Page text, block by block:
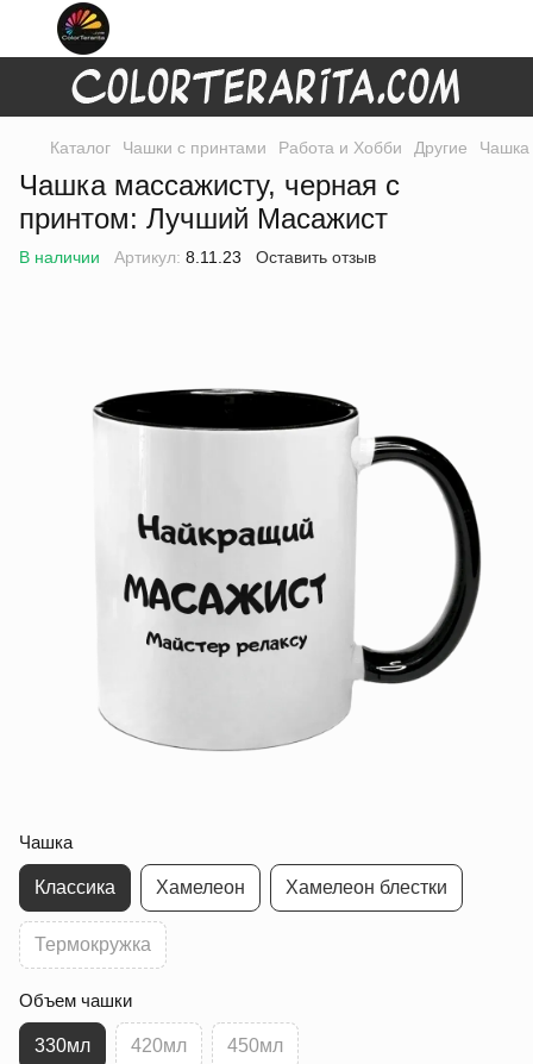
Каталог Чашки с принтами Работа и Хобби Другие Чашка
Чашка массажисту, черная с
принтом: Лучший Масажист
В наличии Артикул: 8.11.23 Оставить отзыв
Чашка
Классика Хамелеон Хамелеон блестки
Термокружка
Объем чашки
330мл 420мл 450мл